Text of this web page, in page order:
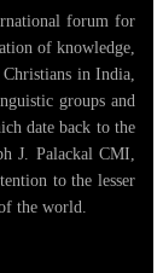
forum for
of knowledge,
in India,
groups and
date back to the
J. Palackal CMI,
to the lesser
the world.